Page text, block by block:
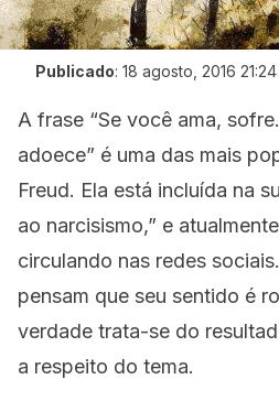
Publicado: 18 agosto, 2016 21:24
A frase “Se você ama,
adoece” é uma das mais
Freud. Ela está incluída na
ao narcisismo,” e
circulando nas redes
pensam que seu sentido é
verdade trata-se do
a respeito do tema.